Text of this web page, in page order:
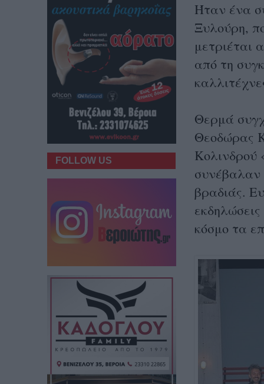
Ήταν ένα
Ξυλούρη,
μετριέται
από τη
Θερμά
Θεοδώρας
Κολινδρού
συνέβαλαν
βραδιάς.
κόσμο τα
FOLLOW US